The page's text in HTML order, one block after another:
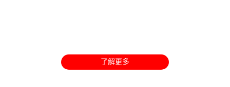
了解更多